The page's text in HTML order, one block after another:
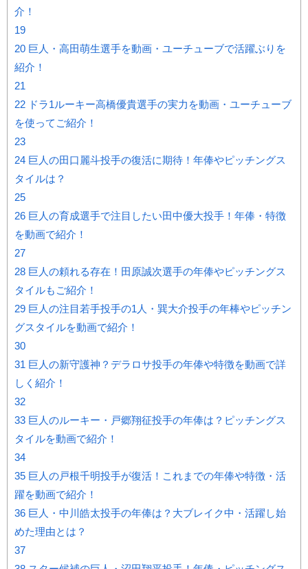
介！
19
20 巨人・高田萌生選手を動画・ユーチューブで活躍ぶりを
紹介！
21
22 ドラ1ルーキー高橋優貴選手の実力を動画・ユーチューブ
を使ってご紹介！
23
24 巨人の田口麗斗投手の復活に期待！年俸やピッチングス
タイルは？
25
26 巨人の育成選手で注目したい田中優大投手！年俸・特徴
を動画で紹介！
27
28 巨人の頼れる存在！田原誠次選手の年俸やピッチングス
タイルもご紹介！
29 巨人の注目若手投手の1人・巽大介投手の年棒やピッチン
グスタイルを動画で紹介！
30
31 巨人の新守護神？デラロサ投手の年俸や特徴を動画で詳
しく紹介！
32
33 巨人のルーキー・戸郷翔征投手の年俸は？ピッチングス
タイルを動画で紹介！
34
35 巨人の戸根千明投手が復活！これまでの年俸や特徴・活
躍を動画で紹介！
36 巨人・中川皓太投手の年俸は？大ブレイク中・活躍し始
めた理由とは？
37